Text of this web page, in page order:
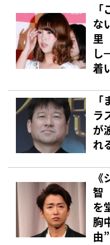
な
里
し
着
ラ
が
れ
智
を
胸
由”